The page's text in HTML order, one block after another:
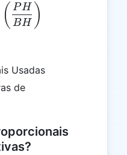
= TC \times
( BH
PH )
Usadas
de